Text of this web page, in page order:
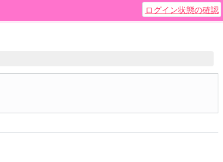
ログイン状態の確認